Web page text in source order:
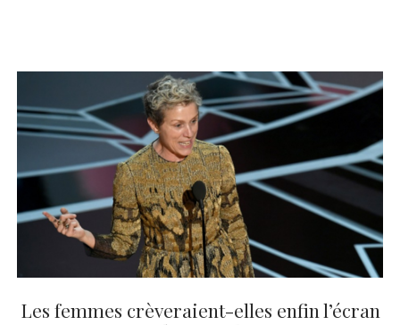
Les femmes crèveraient-elles enfin l’écran